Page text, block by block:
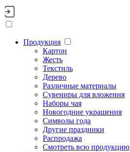
Продукция
Картон
Жесть
Текстиль
Дерево
Различные материалы
Сувениры для вложения
Наборы чая
Новогодние украшения
Символы года
Другие праздники
Распродажа
Смотреть всю продукцию